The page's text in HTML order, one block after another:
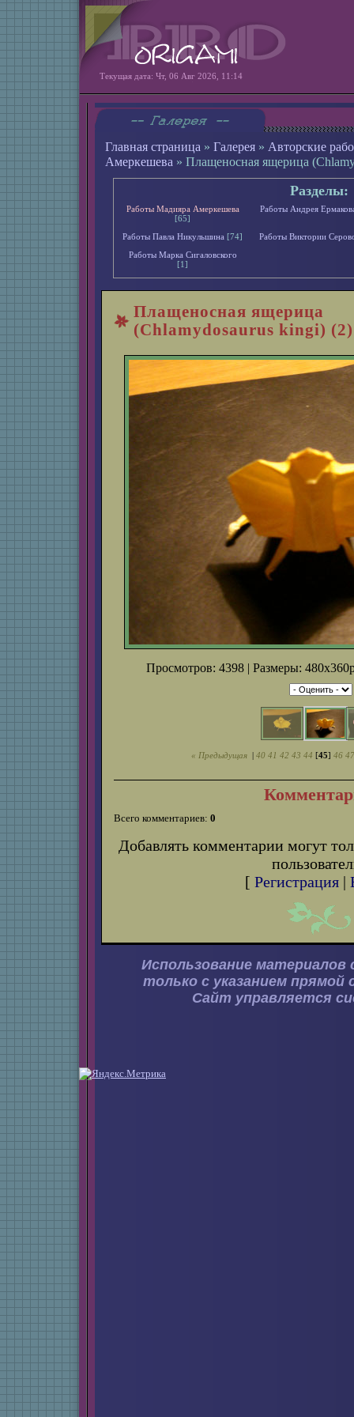
Текущая дата: Чт, 06 Авг 2026, 11:14
Главная страница » Галерея » Авторские
Амеркешева » Плащеносная ящерица
Разделы:
Работы Мадияра Амеркешева
[65]
Работы Андрея
Работы Павла Никульшина [74]
Работы Виктории
Работы Марка Сигаловского
[1]
Плащеносная ящерица
(Chlamydosaurus kingi) (2)
Просмотров: 4398 | Размеры:
« Предыдущая 40 41 42 43 44 [45] 46 47
Всего комментариев: 0
Добавлять комментарии могут
[ Регистрация |
Использование материалов
только с указанием прямой
Сайт управляется